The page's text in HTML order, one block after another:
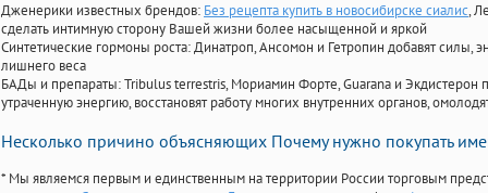
Дженерики известных брендов: Без рецепта купить в новосибирске сиалис,
сделать интимную сторону Вашей жизни более насыщенной и яркой
Синтетические гормоны роста: Динатроп, Ансомон и Гетропин добавят силы,
лишнего веса
БАДы и препараты:Tribulus terrestris, Мориамин Форте, Guarana и Экдистерон
утраченную энергию, восстановят работу многих внутренних органов,
Несколько причино объясняющих Почему нужно покупать
* Мы являемся первым и единственным на территории России торговым